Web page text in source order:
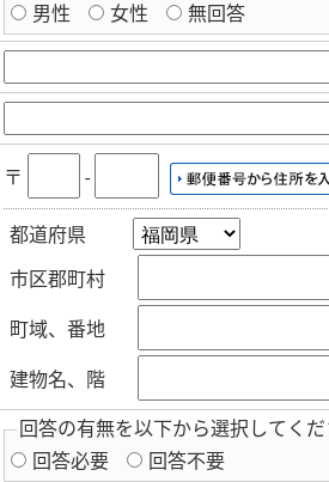
男性
女性 無回答
〒 ‐
都道府県
市区郡町村
町域、番地
建物名、階
回答の有無を以下から選択してくだ
回答必要
回答不要